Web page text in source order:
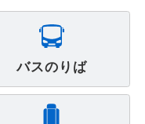
バスのりば